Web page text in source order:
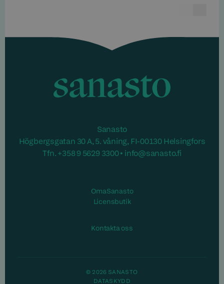
Sanasto
Högbergsgatan 30 A, 5. våning, FI-00130 Helsingfors
Tfn. +358 9 5629 3300 • info@sanasto.fi
OmaSanastoÖppnas i ett nytt
LicensbutikÖppnas i ett nytt fönster/
Kontakta oss
© 2026 SANASTO
DATASKYDD